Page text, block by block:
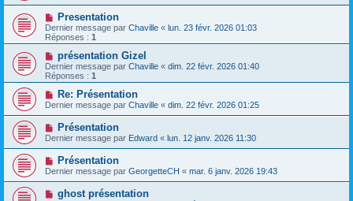
Presentation
Dernier message par Chaville « lun. 23 févr. 2026 01:03
Réponses : 1
présentation Gizel
Dernier message par Chaville « dim. 22 févr. 2026 01:40
Réponses : 1
Re: Présentation
Dernier message par Chaville « dim. 22 févr. 2026 01:25
Présentation
Dernier message par Edward « lun. 12 janv. 2026 11:30
Présentation
Dernier message par GeorgetteCH « mar. 6 janv. 2026 19:43
ghost présentation